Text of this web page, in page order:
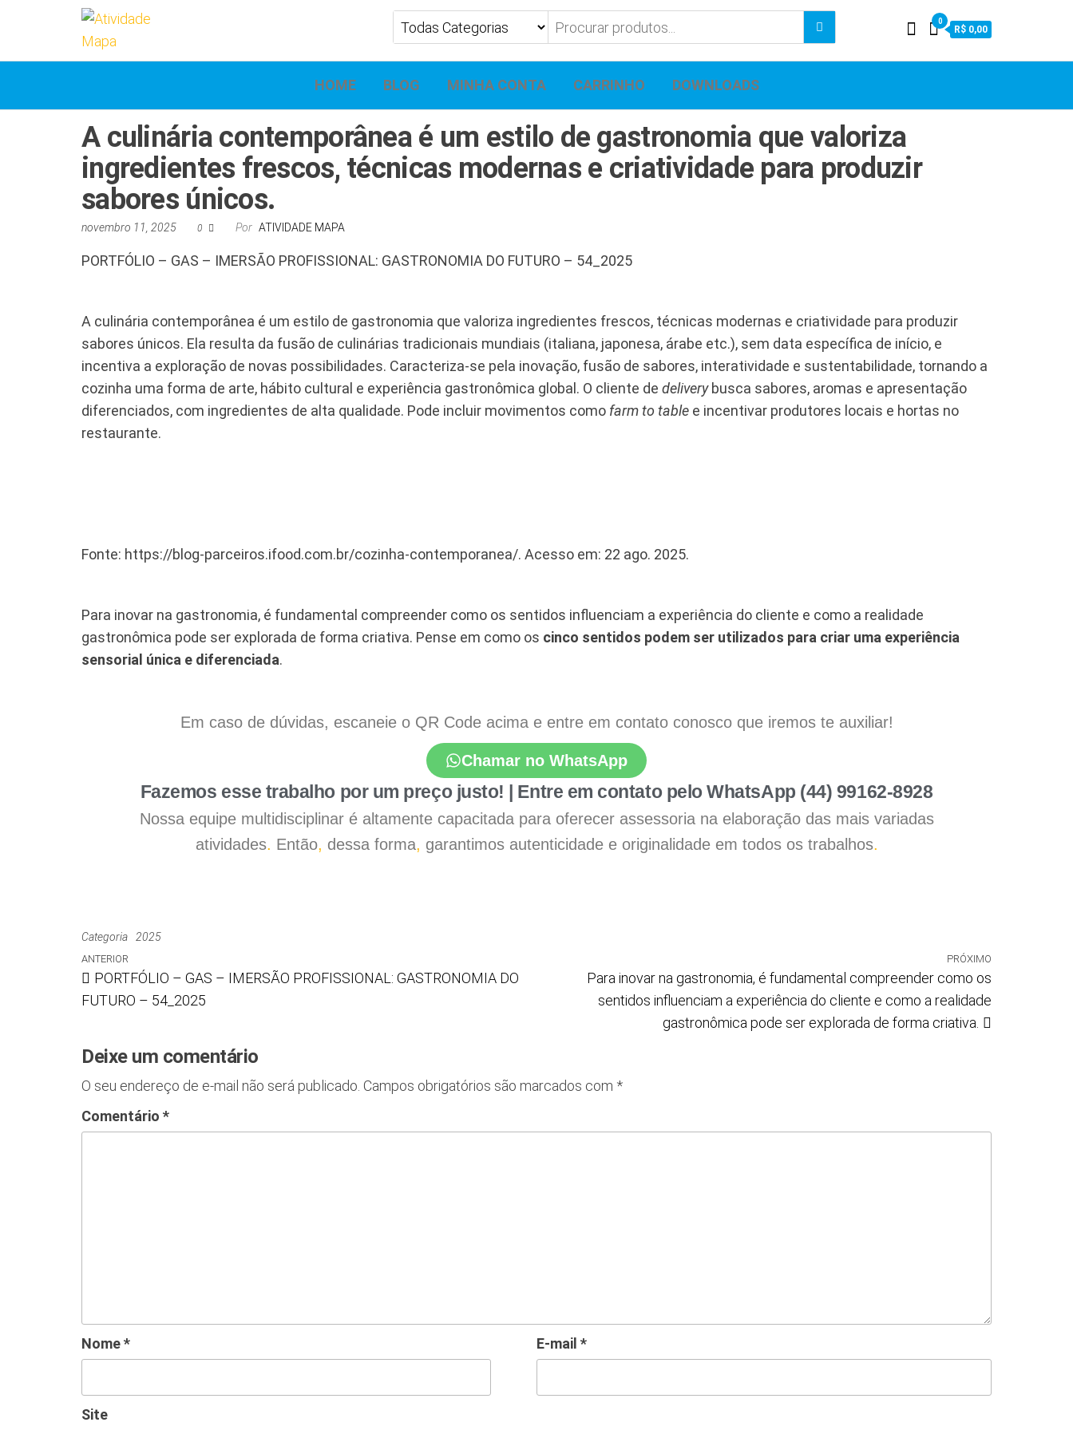
0
R$ 0,00
HOME BLOG MINHA CONTA CARRINHO DOWNLOADS
A culinária contemporânea é um estilo de gastronomia que valoriza
ingredientes frescos, técnicas modernas e criatividade para produzir
sabores únicos.
novembro 11, 2025 0 Por ATIVIDADE MAPA
PORTFÓLIO – GAS – IMERSÃO PROFISSIONAL: GASTRONOMIA DO FUTURO – 54_2025
A culinária contemporânea é um estilo de gastronomia que valoriza ingredientes frescos, técnicas modernas e criatividade para produzir
sabores únicos. Ela resulta da fusão de culinárias tradicionais mundiais (italiana, japonesa, árabe etc.), sem data específica de início, e
incentiva a exploração de novas possibilidades. Caracteriza-se pela inovação, fusão de sabores, interatividade e sustentabilidade, tornando a
cozinha uma forma de arte, hábito cultural e experiência gastronômica global. O cliente de deliverybusca sabores, aromas e apresentação
diferenciados, com ingredientes de alta qualidade. Pode incluir movimentos como farm to table e incentivar produtores locais e hortas no
restaurante.
Fonte: https://blog-parceiros.ifood.com.br/cozinha-contemporanea/. Acesso em: 22 ago. 2025.
Para inovar na gastronomia, é fundamental compreender como os sentidos influenciam a experiência do cliente e como a realidade
gastronômica pode ser explorada de forma criativa. Pense em como os cinco sentidos podem ser utilizados para criar uma experiência
sensorial única e diferenciada.
Em caso de dúvidas, escaneie o QR Code acima e entre em contato conosco que iremos te auxiliar!
Chamar no WhatsApp
Fazemos esse trabalho por um preço justo! | Entre em contato pelo WhatsApp (44) 99162-8928
Nossa equipe multidisciplinar é altamente capacitada para oferecer assessoria na elaboração das mais variadas
atividades. Então, dessa forma, garantimos autenticidade e originalidade em todos os trabalhos.
Categoria 2025
ANTERIOR
PORTFÓLIO – GAS – IMERSÃO PROFISSIONAL: GASTRONOMIA DO
FUTURO – 54_2025
PRÓXIMO
Para inovar na gastronomia, é fundamental compreender como os
sentidos influenciam a experiência do cliente e como a realidade
gastronômica pode ser explorada de forma criativa.
Deixe um comentário
O seu endereço de e-mail não será publicado. Campos obrigatórios são marcados com *
Comentário *
Nome* E-mail *
Site